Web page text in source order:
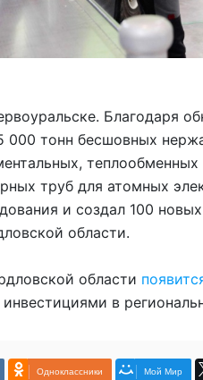
Благодаря
000 тонн бесшовных
труб для атомных
и создал 100
области.
области
в
Одноклассники Мой Мир